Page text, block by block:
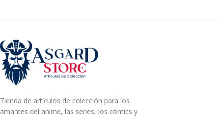
Tienda de artículos de colección para los
amantes del anime, las series, los cómics y